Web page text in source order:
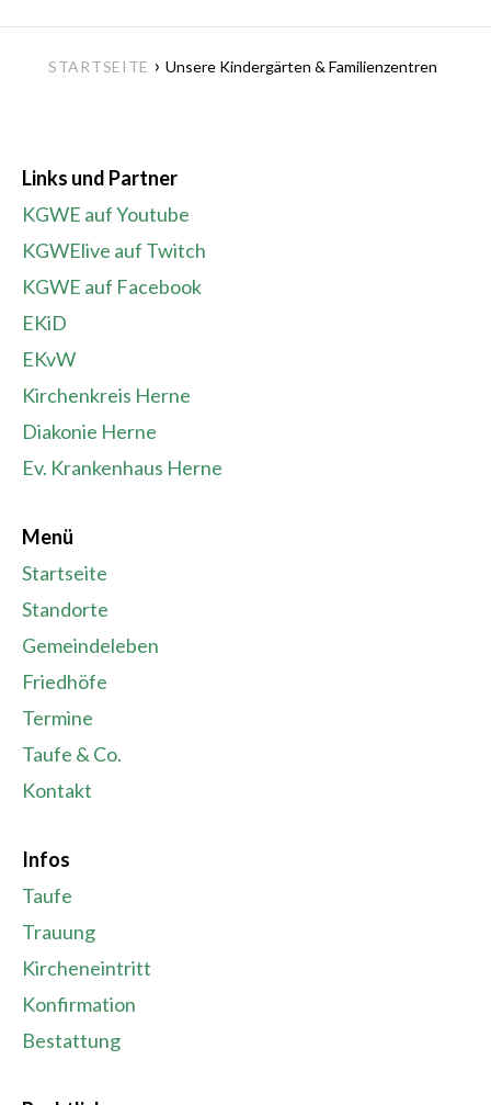
STARTSEITE › Unsere Kindergärten & Familienzentren
Links und Partner
KGWE auf Youtube
KGWElive auf Twitch
KGWE auf Facebook
EKiD
EKvW
Kirchenkreis Herne
Diakonie Herne
Ev. Krankenhaus Herne
Menü
Startseite
Standorte
Gemeindeleben
Friedhöfe
Termine
Taufe & Co.
Kontakt
Infos
Taufe
Trauung
Kircheneintritt
Konfirmation
Bestattung